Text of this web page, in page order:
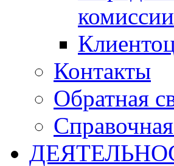
комиссии
Контакты
Обратная